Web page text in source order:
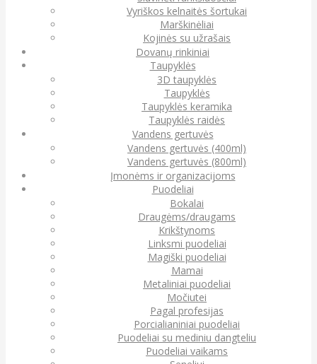
Vyriškos kelnaitės šortukai
Marškinėliai
Kojinės su užrašais
Dovanų rinkiniai
Taupyklės
3D taupyklės
Taupyklės
Taupyklės keramika
Taupyklės raidės
Vandens gertuvės
Vandens gertuvės (400ml)
Vandens gertuvės (800ml)
Įmonėms ir organizacijoms
Puodeliai
Bokalai
Draugėms/draugams
Krikštynoms
Linksmi puodeliai
Magiški puodeliai
Mamai
Metaliniai puodeliai
Močiutei
Pagal profesijas
Porcialianiniai puodeliai
Puodeliai su mediniu dangteliu
Puodeliai vaikams